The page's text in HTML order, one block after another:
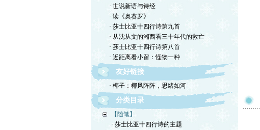
· 世说新语与诗经
· 读《奥赛罗》
· 莎士比亚十四行诗第九首
· 从沈从文的湘西看三十年代的救亡
· 莎士比亚十四行诗第八首
· 近距离看小留：怪物一种
友好链接
· 椰子：椰风阵阵，思绪如河
分类目录
【随笔】
· 莎士比亚十四行诗的主题